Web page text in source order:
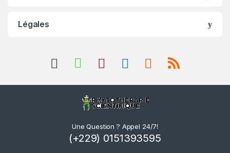
Légales
Une Question ? Appel 24/7!
(+229) 0151393595